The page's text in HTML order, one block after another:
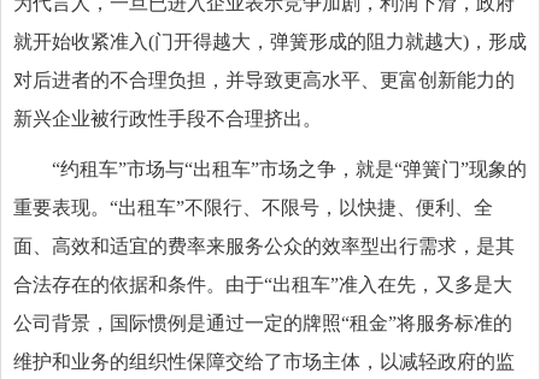
就开始收紧准入(门开得越大，弹簧形成的阻力就越大)，形成
对后进者的不合理负担，并导致更高水平、更富创新能力的
新兴企业被行政性手段不合理挤出。
“约租车”市场与“出租车”市场之争，就是“弹簧门”现象的
重要表现。“出租车”不限行、不限号，以快捷、便利、全
面、高效和适宜的费率来服务公众的效率型出行需求，是其
合法存在的依据和条件。由于“出租车”准入在先，又多是大
公司背景，国际惯例是通过一定的牌照“租金”将服务标准的
维护和业务的组织性保障交给了市场主体，以减轻政府的监